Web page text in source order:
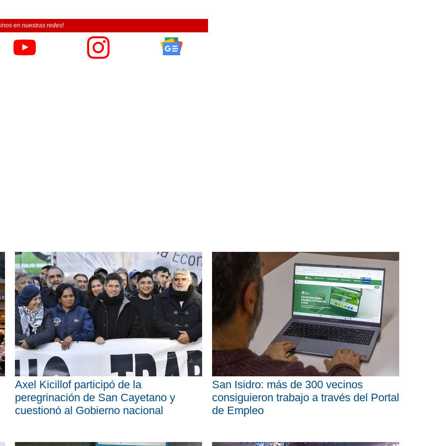
en nuestras redes!
Axel Kicillof participó de la
peregrinación de San Cayetano y
cuestionó al Gobierno nacional
San Isidro: más de 300 vecinos
consiguieron trabajo a través del Portal
de Empleo